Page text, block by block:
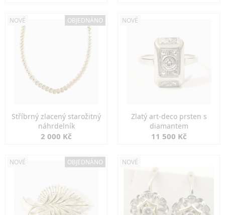
NOVÉ OBJEDNÁNO
Stříbrný zlacený starožitný
náhrdelník
2 000 Kč
NOVÉ
Zlatý art-deco prsten s
diamantem
11 500 Kč
NOVÉ OBJEDNÁNO NOVÉ